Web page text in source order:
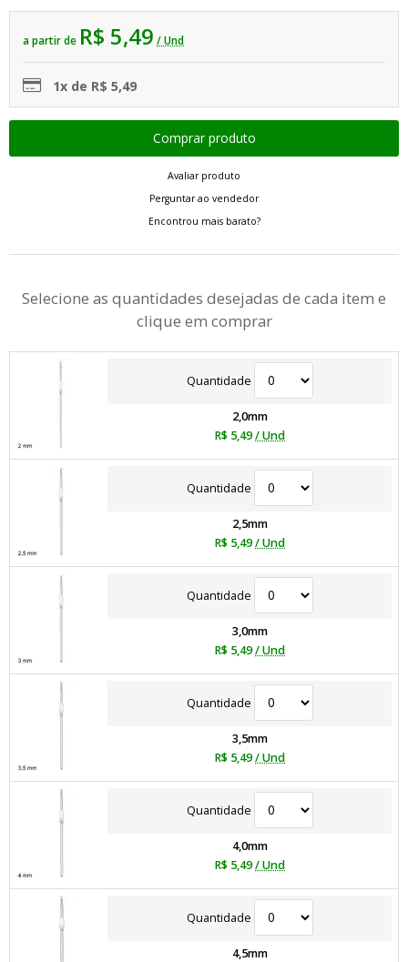
a partir de R$ 5,49 / Und
1x de R$ 5,49
Avaliar produto
Perguntar ao vendedor
Encontrou mais barato?
Selecione as quantidades desejadas de cada item e
clique em comprar
Quantidade
2,0mm
R$ 5,49/ Und
Quantidade
2,5mm
R$ 5,49/ Und
Quantidade
3,0mm
R$ 5,49/ Und
Quantidade
3,5mm
R$ 5,49/ Und
Quantidade
4,0mm
R$ 5,49/ Und
Quantidade
4,5mm